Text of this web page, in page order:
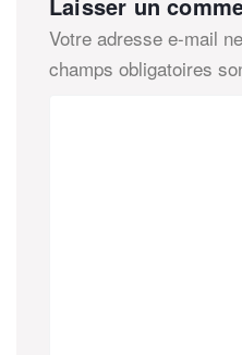
Votre adresse e-mail
champs obligatoires